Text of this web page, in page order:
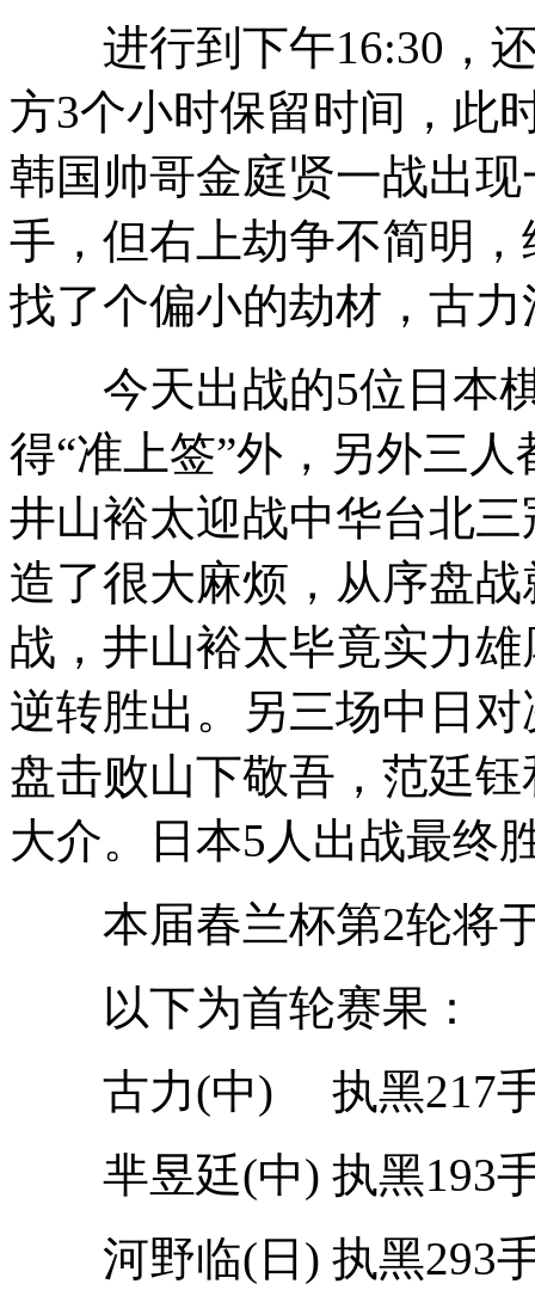
进行到下午16:30，还
方3个小时保留时间，此
韩国帅哥金庭贤一战出
手，但右上劫争不简明
找了个偏小的劫材，古
今天出战的5位日本棋
得“准上签”外，另外三
井山裕太迎战中华台北
造了很大麻烦，从序盘
战，井山裕太毕竟实力
逆转胜出。另三场中日
盘击败山下敬吾，范廷
大介。日本5人出战最终
本届春兰杯第2轮将于
以下为首轮赛果：
古力(中) 执黑217手
芈昱廷(中) 执黑193手
河野临(日) 执黑293手